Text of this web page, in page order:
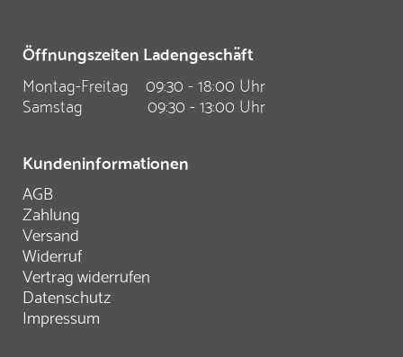
Öffnungszeiten Ladengeschäft
Montag-Freitag
09:30 - 18:00 Uhr
Samstag
09:30 - 13:00 Uhr
Kundeninformationen
AGB
Zahlung
Versand
Widerruf
Vertrag widerrufen
Datenschutz
Impressum